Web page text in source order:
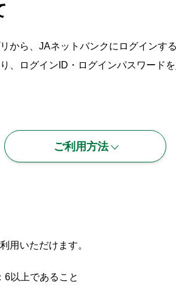
から、JAネットバンクにログインす
、ログインID・ログインパスワード
ご利用方法
用いただけます。
6以上であること